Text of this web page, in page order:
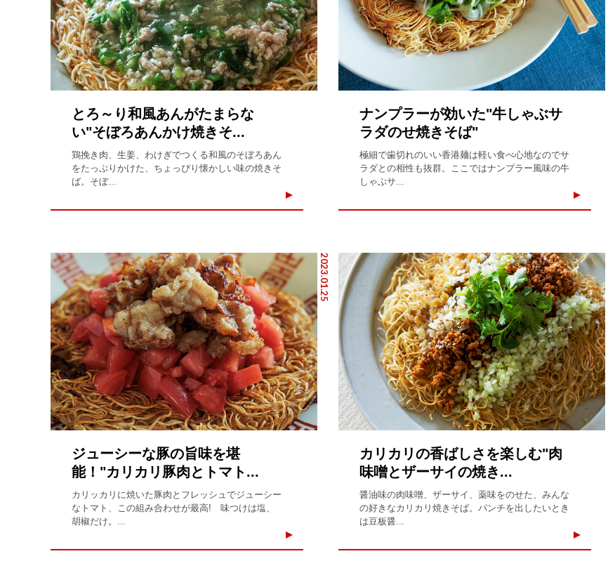
とろ～り和風あんがたまらな
い"そぼろあんかけ焼きそ...
鶏挽き肉、生姜、わけぎでつくる和風のそぼろあん
をたっぷりかけた、ちょっぴり懐かしい味の焼きそ
ば。そぼ...
ナンプラーが効いた"牛しゃぶサ
ラダのせ焼きそば"
極細で歯切れのいい香港麺は軽い食べ心地なのでサ
ラダとの相性も抜群。ここではナンプラー風味の牛
しゃぶサ...
2023.01.25
ジューシーな豚の旨味を堪
能！"カリカリ豚肉とトマト...
カリッカリに焼いた豚肉とフレッシュでジューシー
なトマト、この組み合わせが最高! 味つけは塩、
胡椒だけ。...
カリカリの香ばしさを楽しむ"肉
味噌とザーサイの焼き...
醤油味の肉味噌、ザーサイ、薬味をのせた、みんな
の好きなカリカリ焼きそば。パンチを出したいとき
は豆板醤...